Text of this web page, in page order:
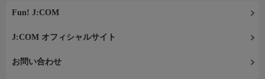
Fun! J:COM
J:COM オフィシャルサイト
お問い合わせ